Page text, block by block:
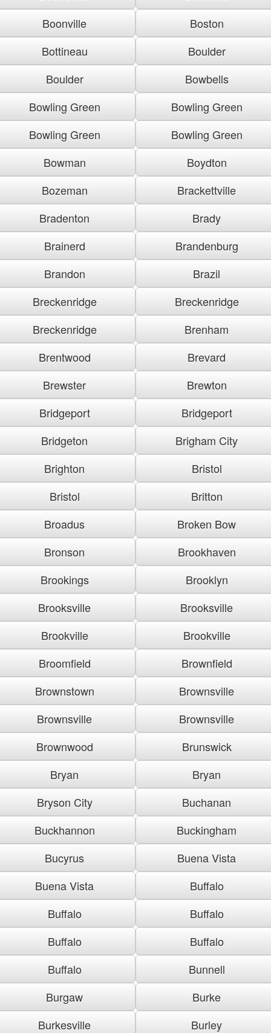
Boonville
Boston
Bottineau
Boulder
Boulder
Bowbells
Bowling Green
Bowling Green
Bowling Green
Bowling Green
Bowman
Boydton
Bozeman
Brackettville
Bradenton
Brady
Brainerd
Brandenburg
Brandon
Brazil
Breckenridge
Breckenridge
Breckenridge
Brenham
Brentwood
Brevard
Brewster
Brewton
Bridgeport
Bridgeport
Bridgeton
Brigham City
Brighton
Bristol
Bristol
Britton
Broadus
Broken Bow
Bronson
Brookhaven
Brookings
Brooklyn
Brooksville
Brooksville
Brookville
Brookville
Broomfield
Brownfield
Brownstown
Brownsville
Brownsville
Brownsville
Brownwood
Brunswick
Bryan
Bryan
Bryson City
Buchanan
Buckhannon
Buckingham
Bucyrus
Buena Vista
Buena Vista
Buffalo
Buffalo
Buffalo
Buffalo
Buffalo
Buffalo
Bunnell
Burgaw
Burke
Burkesville
Burley